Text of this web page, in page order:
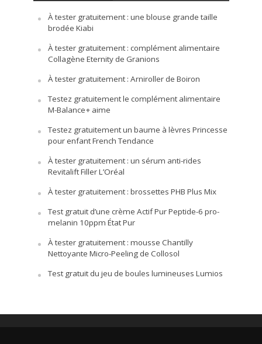
À tester gratuitement : une blouse grande taille
brodée Kiabi
À tester gratuitement : complément alimentaire
Collagène Eternity de Granions
À tester gratuitement : Arniroller de Boiron
Testez gratuitement le complément alimentaire
M-Balance+ aime
Testez gratuitement un baume à lèvres Princesse
pour enfant French Tendance
À tester gratuitement : un sérum anti-rides
Revitalift Filler L’Oréal
À tester gratuitement : brossettes PHB Plus Mix
Test gratuit d’une crème Actif Pur Peptide-6 pro-
melanin 10ppm État Pur
À tester gratuitement : mousse Chantilly
Nettoyante Micro-Peeling de Collosol
Test gratuit du jeu de boules lumineuses Lumios